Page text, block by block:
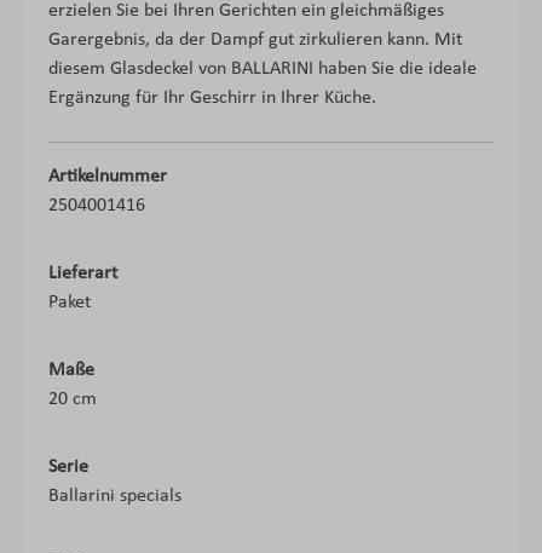
erzielen Sie bei Ihren Gerichten ein gleichmäßiges
Garergebnis, da der Dampf gut zirkulieren kann. Mit
diesem Glasdeckel von BALLARINI haben Sie die ideale
Ergänzung für Ihr Geschirr in Ihrer Küche.
Artikelnummer
2504001416
Lieferart
Paket
Maße
20 cm
Serie
Ballarini specials